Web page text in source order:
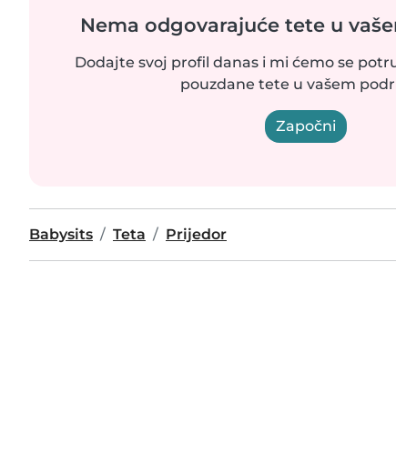
Nema odgovarajuće tete u
Dodajte svoj profil danas i mi ćemo se
pouzdane tete u vašem
Započni
Babysits Teta Prijedor